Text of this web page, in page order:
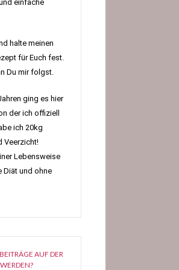
einfache
halte meinen
für Euch fest.
Du mir folgst.
ging es hier
der ich offiziell
ich 20kg
Veerzicht!
Lebensweise
Diät und ohne
AUF DER